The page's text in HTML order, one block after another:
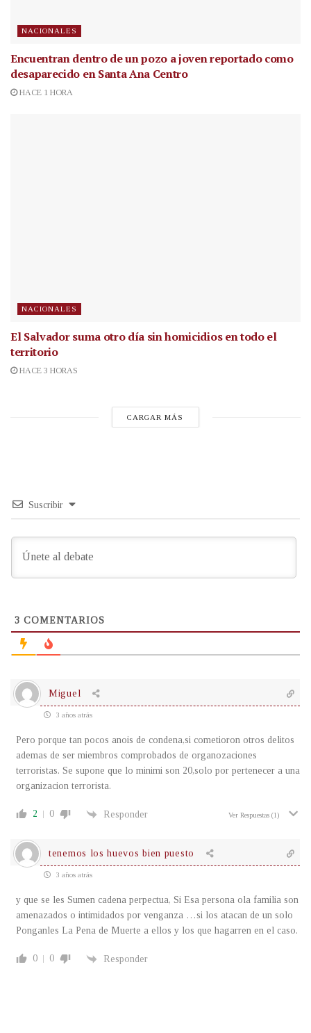
NACIONALES
Encuentran dentro de un pozo a joven reportado como
desaparecido en Santa Ana Centro
HACE 1 HORA
NACIONALES
El Salvador suma otro día sin homicidios en todo el
territorio
HACE 3 HORAS
CARGAR MÁS
Suscribir
3 COMENTARIOS
Miguel
3 años atrás
Pero porque tan pocos anois de condena,si cometioron otros delitos
ademas de ser miembros comprobados de organozaciones
terroristas. Se supone que lo minimi son 20,solo por pertenecer a una
organizacion terrorista.
2 0 Responder Ver Respuestas (1)
tenemos los huevos bien puesto
3 años atrás
y que se les Sumen cadena perpectua, Si Esa persona ola familia son
amenazados o intimidados por venganza …si los atacan de un solo
Ponganles La Pena de Muerte a ellos y los que hagarren en el caso.
0 0 Responder